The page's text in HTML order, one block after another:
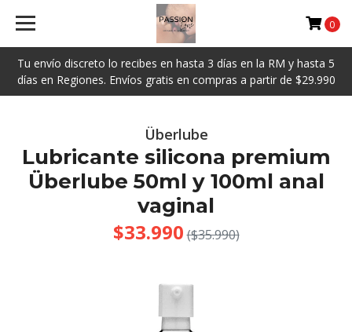
Tu envío discreto lo recibes en hasta 3 días en la RM y hasta 5
días en Regiones. Envíos gratis en compras a partir de $29.990
0
Überlube
Lubricante silicona premium
Überlube 50ml y 100ml anal
vaginal
$33.990 ($35.990)